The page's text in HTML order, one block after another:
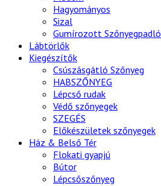
Hagyományos
Sizal
Gumírozott Szőnyegpadló
Lábtörlők
Kiegészítők
Csúszásgátló Szőnyeg
HABSZŐNYEG
Lépcső rudak
Védő szőnyegek
SZEGÉS
Előkészületek szőnyegek
Ház & Belső Tér
Flokati gyapjú
Bútor
Lépcsőszőnyeg